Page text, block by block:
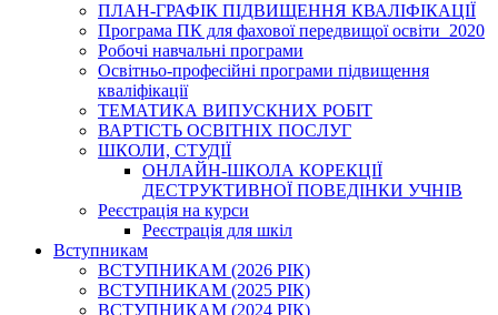
ПЛАН-ГРАФІК ПІДВИЩЕННЯ КВАЛІФІКАЦІЇ
Програма ПК для фахової передвищої освіти_2020
Робочі навчальні програми
Освітньо-професійні програми підвищення
кваліфікації
ТЕМАТИКА ВИПУСКНИХ РОБІТ
ВАРТІСТЬ ОСВІТНІХ ПОСЛУГ
ШКОЛИ, СТУДІЇ
ОНЛАЙН-ШКОЛА КОРЕКЦІЇ
ДЕСТРУКТИВНОЇ ПОВЕДІНКИ УЧНІВ
Реєстрація на курси
Реєстрація для шкіл
Вступникам
ВСТУПНИКАМ (2026 РІК)
ВСТУПНИКАМ (2025 РІК)
ВСТУПНИКАМ (2024 РІК)